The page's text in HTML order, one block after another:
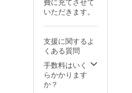
ます。ギガファ
イル便に格納
し、リンクを
メールにて送付
致します。
いただきます。
支援に関するよ
くある質問
手数料はいく
らかかります
か？